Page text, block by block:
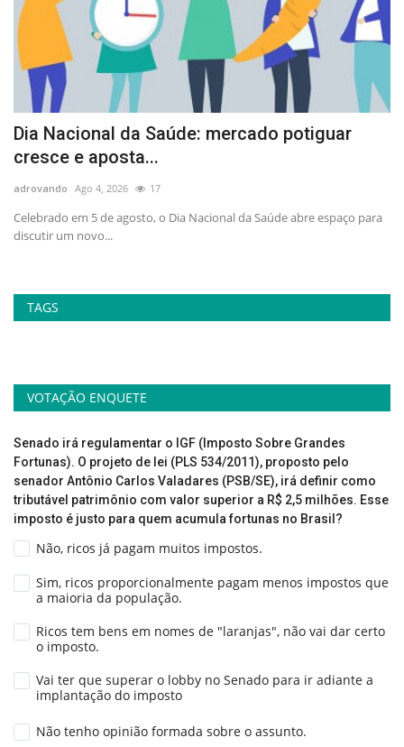
Dia Nacional da Saúde: mercado potiguar
cresce e aposta...
adrovando Ago 4, 2026 17
Celebrado em 5 de agosto, o Dia Nacional da Saúde abre espaço para
discutir um novo...
TAGS
VOTAÇÃO ENQUETE
Senado irá regulamentar o IGF (Imposto Sobre Grandes
Fortunas). O projeto de lei (PLS 534/2011), proposto pelo
senador Antônio Carlos Valadares (PSB/SE), irá definir como
tributável patrimônio com valor superior a R$ 2,5 milhões. Esse
imposto é justo para quem acumula fortunas no Brasil?
Não, ricos já pagam muitos impostos.
Sim, ricos proporcionalmente pagam menos impostos que
a maioria da população.
Ricos tem bens em nomes de "laranjas", não vai dar certo
o imposto.
Vai ter que superar o lobby no Senado para ir adiante a
implantação do imposto
Não tenho opinião formada sobre o assunto.